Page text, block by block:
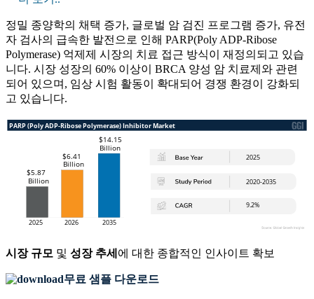
정밀 종양학의 채택 증가, 글로벌 암 검진 프로그램 증가, 유전
자 검사의 급속한 발전으로 인해 PARP(Poly ADP-Ribose
Polymerase) 억제제 시장의 치료 접근 방식이 재정의되고 있습
니다. 시장 성장의 60% 이상이 BRCA 양성 암 치료제와 관련
되어 있으며, 임상 시험 활동이 확대되어 경쟁 환경이 강화되
고 있습니다.
시장 규모 및 성장 추세 에 대한 종합적인 인사이트 확보
무료 샘플 다운로드